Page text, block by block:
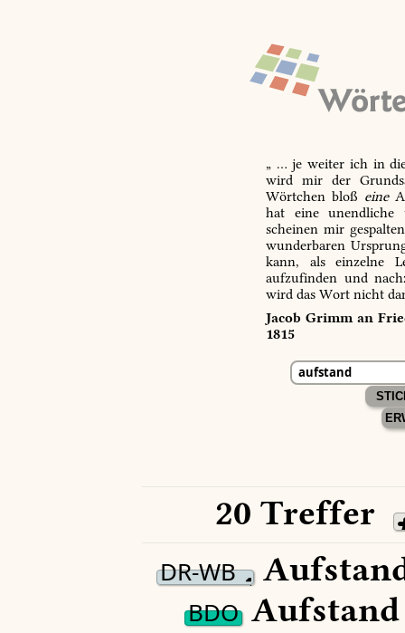
„ … je weiter ich in
wird mir der
Wörtchen bloß eine
hat eine unendliche
scheinen mir
wunderbaren
kann, als einzelne
aufzufinden und
wird das Wort nicht
Jacob Grimm an
1815
20 Treffer
DR-WB
BDOAufstand